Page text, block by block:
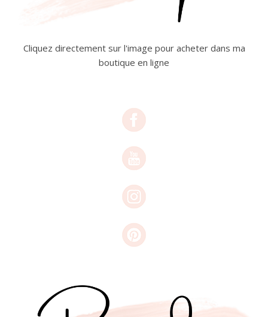
Cliquez directement sur l'image pour acheter dans ma
boutique en ligne